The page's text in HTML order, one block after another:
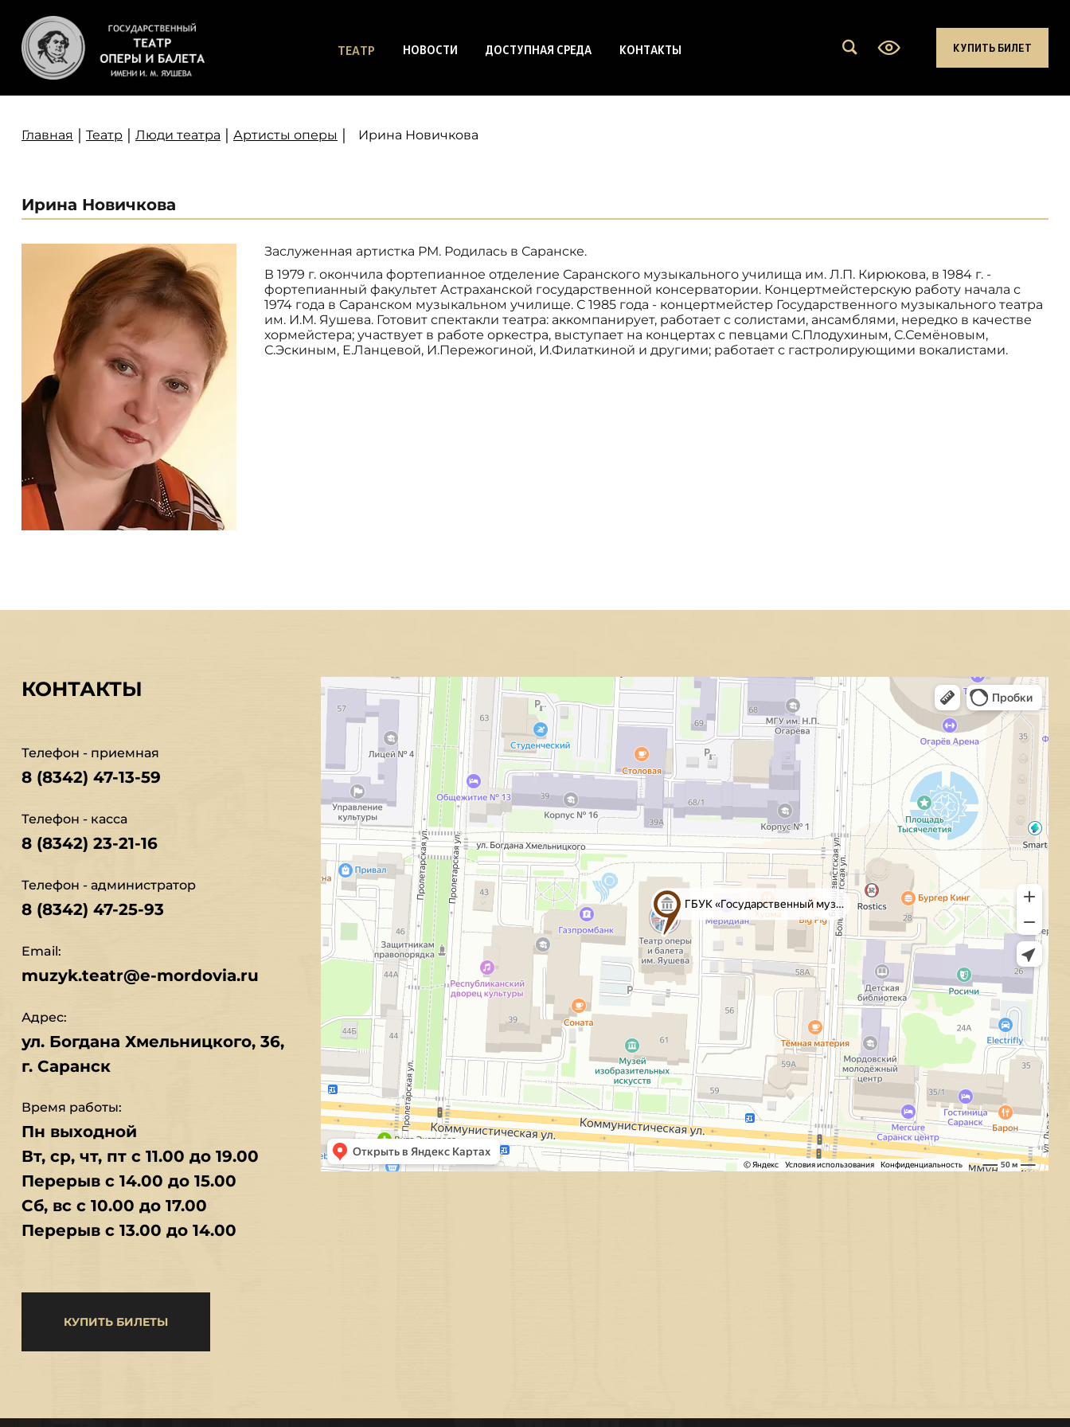
ТЕАТР НОВОСТИ ДОСТУПНАЯ СРЕДА КОНТАКТЫ КУПИТЬ БИЛЕТ
Главная | Театр | Люди театра | Артисты оперы | Ирина Новичкова
Ирина Новичкова
Заслуженная артистка РМ. Родилась в Саранске.
В 1979 г. окончила фортепианное отделение Саранского музыкального училища им. Л.П. Кирюкова, в 1984 г. -
фортепианный факультет Астраханской государственной консерватории. Концертмейстерскую работу начала с
1974 года в Саранском музыкальном училище. С 1985 года - концертмейстер Государственного музыкального театра
им. И.М. Яушева. Готовит спектакли театра: аккомпанирует, работает с солистами, ансамблями, нередко в качестве
хормейстера; участвует в работе оркестра, выступает на концертах с певцами С.Плодухиным, С.Семёновым,
С.Эскиным, Е.Ланцевой, И.Пережогиной, И.Филаткиной и другими; работает с гастролирующими вокалистами.
КОНТАКТЫ
Телефон - приемная
8 (8342) 47-13-59
Телефон - касса
8 (8342) 23-21-16
Телефон - администратор
8 (8342) 47-25-93
Email:
muzyk.teatr@e-mordovia.ru
Адрес:
ул. Богдана Хмельницкого, 36,
г. Саранск
Время работы:
Пн выходной
Вт, ср, чт, пт с 11.00 до 19.00
Перерыв с 14.00 до 15.00
Сб, вс с 10.00 до 17.00
Перерыв с 13.00 до 14.00
КУПИТЬ БИЛЕТЫ